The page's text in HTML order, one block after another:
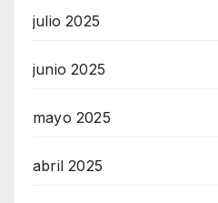
julio 2025
junio 2025
mayo 2025
abril 2025